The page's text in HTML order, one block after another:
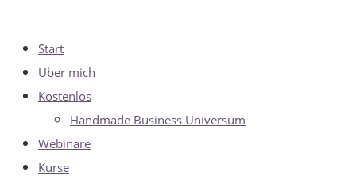
Start
Über mich
Kostenlos
Handmade Business Universum
Webinare
Kurse